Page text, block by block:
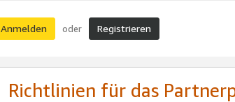
Anmelden oder Registrieren
Richtlinien für das